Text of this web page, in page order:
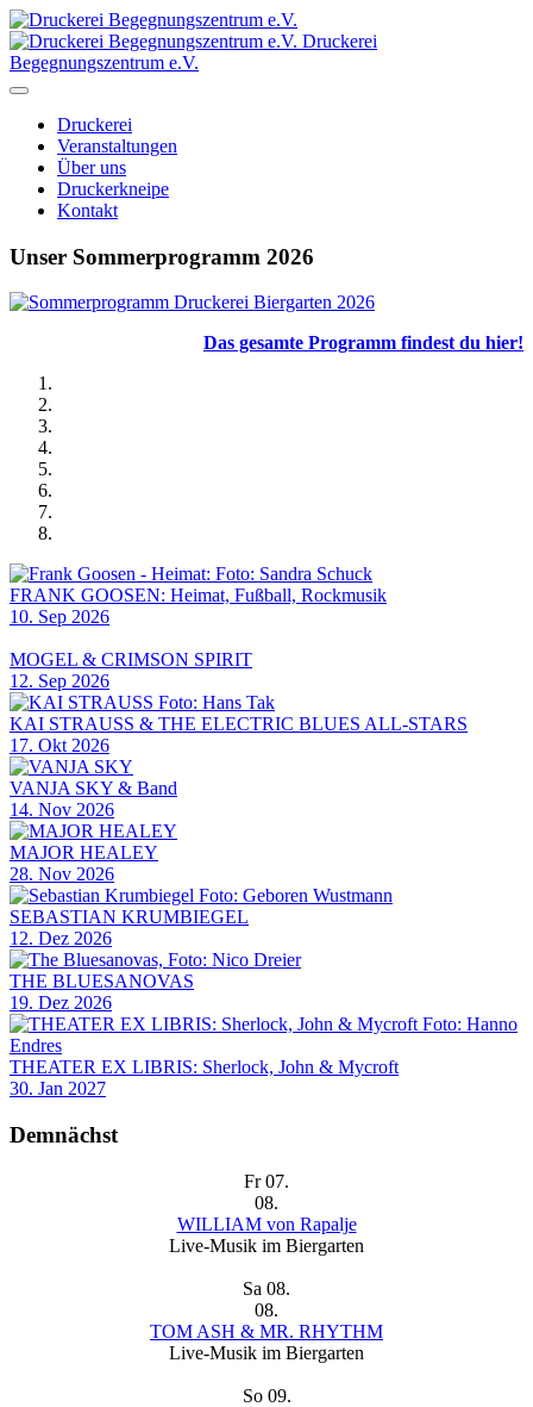
Druckerei
Begegnungszentrum e.V.
Druckerei
Veranstaltungen
Über uns
Druckerkneipe
Kontakt
Unser Sommerprogramm 2026
Das gesamte Programm findest du hier!
FRANK GOOSEN: Heimat, Fußball, Rockmusik
10. Sep 2026
MOGEL & CRIMSON SPIRIT
12. Sep 2026
KAI STRAUSS & THE ELECTRIC BLUES ALL-STARS
17. Okt 2026
VANJA SKY & Band
14. Nov 2026
MAJOR HEALEY
28. Nov 2026
SEBASTIAN KRUMBIEGEL
12. Dez 2026
THE BLUESANOVAS
19. Dez 2026
THEATER EX LIBRIS: Sherlock, John & Mycroft
30. Jan 2027
Demnächst
Fr07.
08.
WILLIAM von Rapalje
Live-Musik im Biergarten
Sa 08.
08.
TOM ASH & MR. RHYTHM
Live-Musik im Biergarten
So 09.